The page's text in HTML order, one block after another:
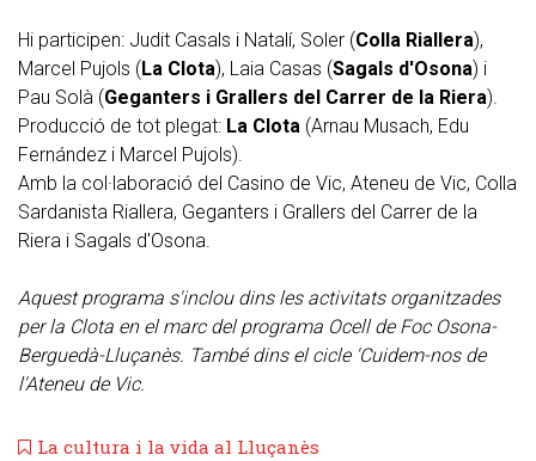
Hi participen: Judit Casals i Natalí, Soler (Colla Riallera),
Marcel Pujols (La Clota), Laia Casas (Sagals d'Osona) i
Pau Solà (Geganters i Grallers del Carrer de la Riera).
Producció de tot plegat: La Clota (Arnau Musach, Edu
Fernández i Marcel Pujols).
Amb la col·laboració del Casino de Vic, Ateneu de Vic, Colla
Sardanista Riallera, Geganters i Grallers del Carrer de la
Riera i Sagals d'Osona.
Aquest programa s'inclou dins les activitats organitzades
per la Clota en el marc del programa Ocell de Foc Osona-
Berguedà-Lluçanès. També dins el cicle 'Cuidem-nos de
l'Ateneu de Vic.
La cultura i la vida al Lluçanès